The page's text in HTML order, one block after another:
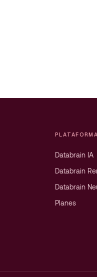
Databrain IA
Databrain
Databrain
Planes